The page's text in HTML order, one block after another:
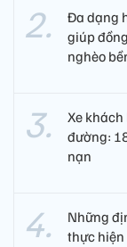
Đa dạng
giúp
nghèo
Xe khách
đường:
nạn
Những
thực